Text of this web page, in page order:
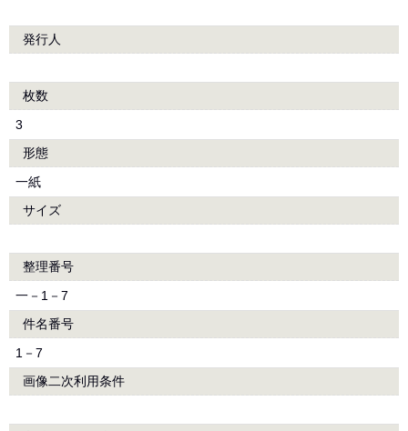
発行人
枚数
3
形態
一紙
サイズ
整理番号
一－1－7
件名番号
1－7
画像二次利用条件